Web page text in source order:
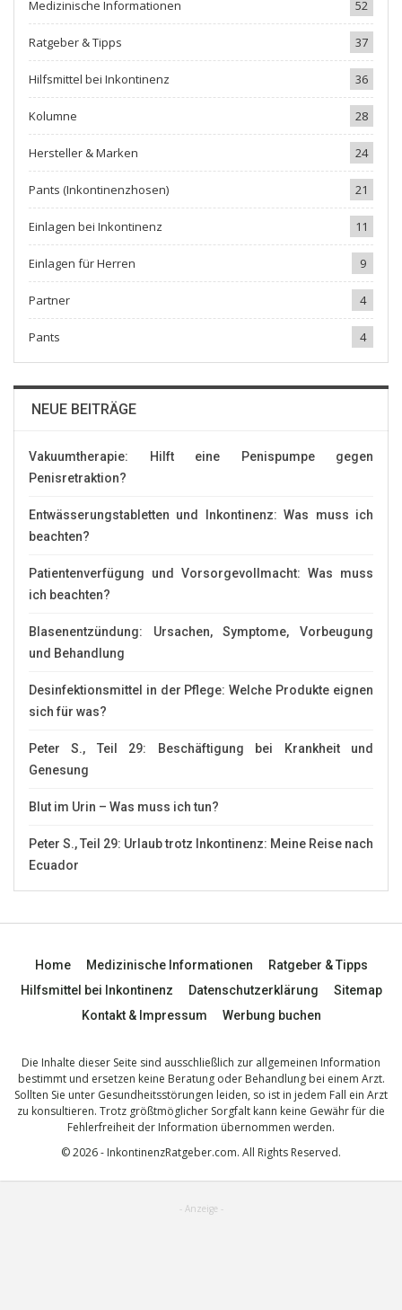
Medizinische Informationen 52
Ratgeber & Tipps 37
Hilfsmittel bei Inkontinenz 36
Kolumne 28
Hersteller & Marken 24
Pants (Inkontinenzhosen) 21
Einlagen bei Inkontinenz 11
Einlagen für Herren 9
Partner 4
Pants 4
NEUE BEITRÄGE
Vakuumtherapie: Hilft eine Penispumpe gegen
Penisretraktion?
Entwässerungstabletten und Inkontinenz: Was muss ich
beachten?
Patientenverfügung und Vorsorgevollmacht: Was muss
ich beachten?
Blasenentzündung: Ursachen, Symptome, Vorbeugung
und Behandlung
Desinfektionsmittel in der Pflege: Welche Produkte eignen
sich für was?
Peter S., Teil 29: Beschäftigung bei Krankheit und
Genesung
Blut im Urin – Was muss ich tun?
Peter S., Teil 29: Urlaub trotz Inkontinenz: Meine Reise nach
Ecuador
Home Medizinische Informationen
Ratgeber & Tipps
Hilfsmittel bei Inkontinenz
Datenschutzerklärung
Sitemap
Kontakt & Impressum
Werbung buchen
Die Inhalte dieser Seite sind ausschließlich zur allgemeinen Information
bestimmt und ersetzen keine Beratung oder Behandlung bei einem Arzt.
Sollten Sie unter Gesundheitsstörungen leiden, so ist in jedem Fall ein Arzt
zu konsultieren. Trotz größtmöglicher Sorgfalt kann keine Gewähr für die
Fehlerfreiheit der Information übernommen werden.
© 2026 - InkontinenzRatgeber.com. All Rights Reserved.
- Anzeige -